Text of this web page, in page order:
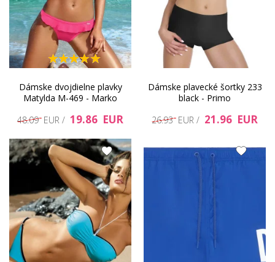
Dámske dvojdielne plavky
Matylda M-469 - Marko
48.09 EUR / 19.86 EUR
Dámske plavecké šortky 233
black - Primo
26.93 EUR / 21.96 EUR